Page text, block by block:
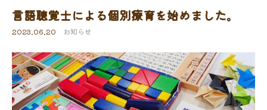
言語聴覚士による個別療育を始めました。
2023.06.20 お知らせ